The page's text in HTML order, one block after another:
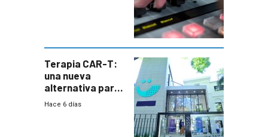
Terapia CAR-T:
una nueva
alternativa para
niños y
Hace 6 días